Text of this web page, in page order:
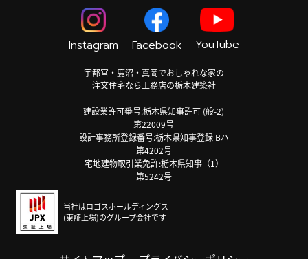
Instagram Facebook YouTube
宇都宮・鹿沼・真岡でおしゃれな家の
注文住宅なら工務店の栃木建築社
建設業許可番号:栃木県知事許可 (般-2)
第22009号
設計事務所登録番号:栃木県知事登録 Bハ
第4202号
宅地建物取引業免許:栃木県知事（1）
第5242号
当社はロゴスホールディングス
(東証上場)のグループ会社です